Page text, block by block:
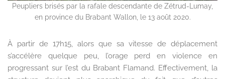
Peupliers brisés par la rafale descendante de Zétrud-Lumay,
en province du Brabant Wallon, le 13 août 2020.
À partir de 17h15, alors que sa vitesse de déplacement
s’accélère quelque peu, l’orage perd en violence en
progressant sur l’est du Brabant Flamand. Effectivement, la